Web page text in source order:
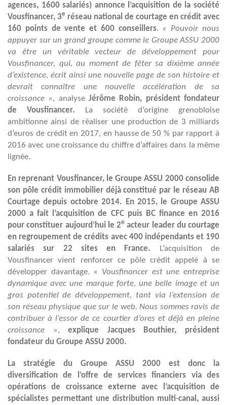
agences, 1600 salariés) annonce l’acquisition de la société
Vousfinancer, 3e réseau national de courtage en crédit avec
160 points de vente et 600 conseillers. « Pouvoir nous
appuyer sur un grand groupe comme le Groupe ASSU 2000
va être un véritable vecteur de développement pour
Vousfinancer, qui, au moment de fêter sa dixième année
d’existence, écrit ainsi une nouvelle page de son histoire et
devrait connaître une nouvelle accélération de sa
croissance », analyseJérôme Robin, président fondateur
de Vousfinancer.
La société d’origine grenobloise
ambitionne ainsi de réaliser une production de 3 milliards
d’euros de crédit en 2017, en hausse de 50 % par rapport à
2016 avec une croissance du chiffre d’affaires dans la même
lignée.
En reprenant Vousfinancer, le Groupe ASSU 2000 consolide
son pôle crédit immobilier déjà constitué par le réseau AB
Courtage depuis octobre 2014.
En 2015, le Groupe ASSU
2000 a fait l’acquisition de CFC puis BC finance en 2016
pour constituer aujourd’hui le 2e acteur leader du courtage
en regroupement de crédits avec 400 indépendants et 190
salariés sur 22 sites en France. L’acquisition de
Vousfinancer vient renforcer ce pôle crédit appelé à se
développer davantage. « Vousfinancer est une entreprise
dynamique avec une marque forte, une belle image et un
gros potentiel de développement, tant via l’extension de
son réseau physique que sur le web. Nous sommes ravis de
contribuer à l’essor de ce courtier d’ores et déjà en pleine
croissance »,explique Jacques Bouthier, président
fondateur du Groupe ASSU 2000.
La stratégie du Groupe ASSU 2000 est donc la
diversification de l’offre de services financiers via des
opérations de croissance externe avec l’acquisition de
spécialistes permettant une distribution multi-canal, aussi